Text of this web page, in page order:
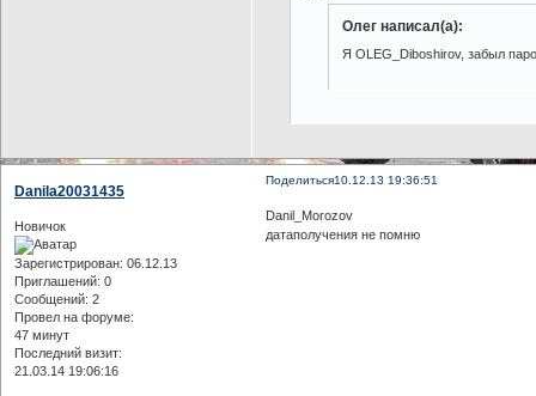
Олег написал(а):
Я OLEG_Diboshirov, забыл
Поделиться10.12.13 19:36:51
Danila20031435
Новичок
Зарегистрирован: 06.12.13
Приглашений: 0
Сообщений: 2
Провел на форуме:
47 минут
Последний визит:
21.03.14 19:06:16
Danil_Morozov
датаполучения не помню